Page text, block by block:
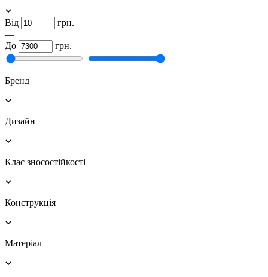
Від
грн.
—
До
грн.
Бренд
Дизайн
Клас зносостійкості
Конструкція
Матеріал